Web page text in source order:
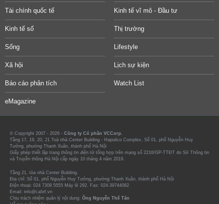
Tài chính quốc tế Kinh tế vĩ mô - Đầu tư
Kinh tế số Thị trường
Sống Lifestyle
Xã hội Lịch sự kiện
Báo cáo phân tích Watch List
eMagazine
© Copyright 2007 - 2026 - Công ty Cổ phần VCCorp.
Tầng 17, 19, 20, 21 Toà nhà Center Building - Hapulico Complex, Số 01, phố Nguyễn Huy
Tưởng, phường Thanh Xuân, thành phố Hà Nội
Giấy phép thiết lập trang thông tin điện tử tổng hợp trên mạng số 2216/GP-TTĐT do Sở Thông tin
và Truyền thông Hà Nội cấp ngày 10 tháng 4 năm 2019.
Tầng 21, tòa nhà Center Building.
Địa chỉ: Số 01, phố Nguyễn Huy Tưởng, phường Thanh Xuân, thành phố Hà Nội
Điện thoại: 024 7309 5555 Máy lẻ 292. Fax: 024-39744082
Email: info@cafef.vn
Chịu trách nhiệm quản lý nội dung: Ông Nguyễn Thế Tân